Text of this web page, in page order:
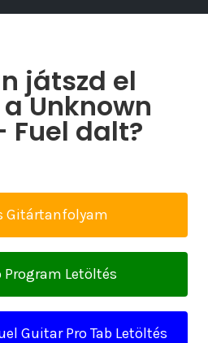
játszd el
Unknown
Fuel dalt?
Gitártanfolyam
Program Letöltés
Guitar Pro Tab Letöltés